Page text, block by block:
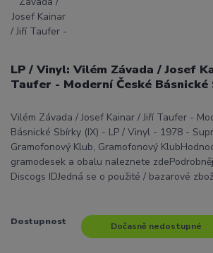
LP / Vinyl: Vilém Závada / Josef
Taufer - Moderní České Básnické
Vilém Závada / Josef Kainar / Jiří Taufer -
Básnické Sbírky (IX) - LP / Vinyl - 1978 -
Gramofonový Klub, Gramofonový
gramodesek a obalu naleznete
Discogs IDJedná se o použité / bazarové
Dostupnost Dočasně nedostupné